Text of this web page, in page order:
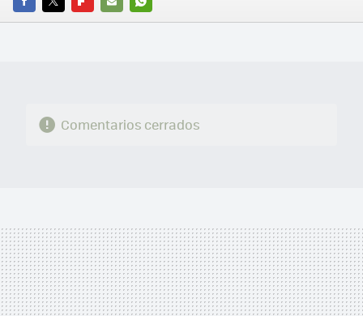
FACEBOOK
TWITTERFLIPBOARD
E-
WHATSAPP
Comentarios cerrados